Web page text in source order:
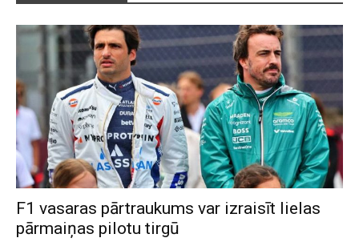
F1 vasaras pārtraukums var izraisīt lielas
pārmaiņas pilotu tirgū